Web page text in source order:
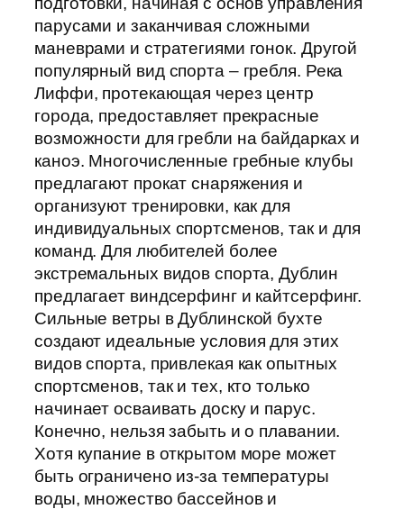
парусами и заканчивая сложными
маневрами и стратегиями гонок. Другой
популярный вид спорта – гребля. Река
Лиффи, протекающая через центр
города, предоставляет прекрасные
возможности для гребли на байдарках и
каноэ. Многочисленные гребные клубы
предлагают прокат снаряжения и
организуют тренировки, как для
индивидуальных спортсменов, так и для
команд. Для любителей более
экстремальных видов спорта, Дублин
предлагает виндсерфинг и кайтсерфинг.
Сильные ветры в Дублинской бухте
создают идеальные условия для этих
видов спорта, привлекая как опытных
спортсменов, так и тех, кто только
начинает осваивать доску и парус.
Конечно, нельзя забыть и о плавании.
Хотя купание в открытом море может
быть ограничено из-за температуры
воды, множество бассейнов и